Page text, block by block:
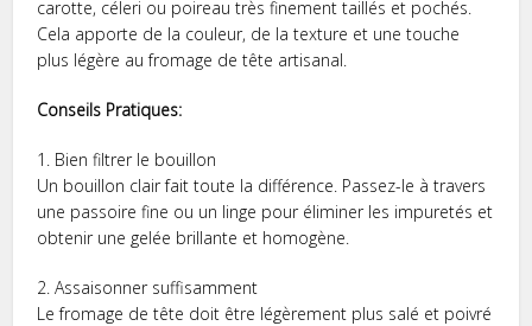
carotte, céleri ou poireau très finement taillés et pochés.
Cela apporte de la couleur, de la texture et une touche
plus légère au fromage de tête artisanal.
Conseils Pratiques:
1. Bien filtrer le bouillon
Un bouillon clair fait toute la différence. Passez-le à travers
une passoire fine ou un linge pour éliminer les impuretés et
obtenir une gelée brillante et homogène.
2. Assaisonner suffisamment
Le fromage de tête doit être légèrement plus salé et poivré